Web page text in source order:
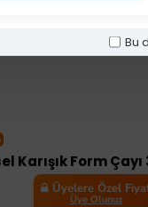
Bu
Üyelere Özel
Üye Olunuz